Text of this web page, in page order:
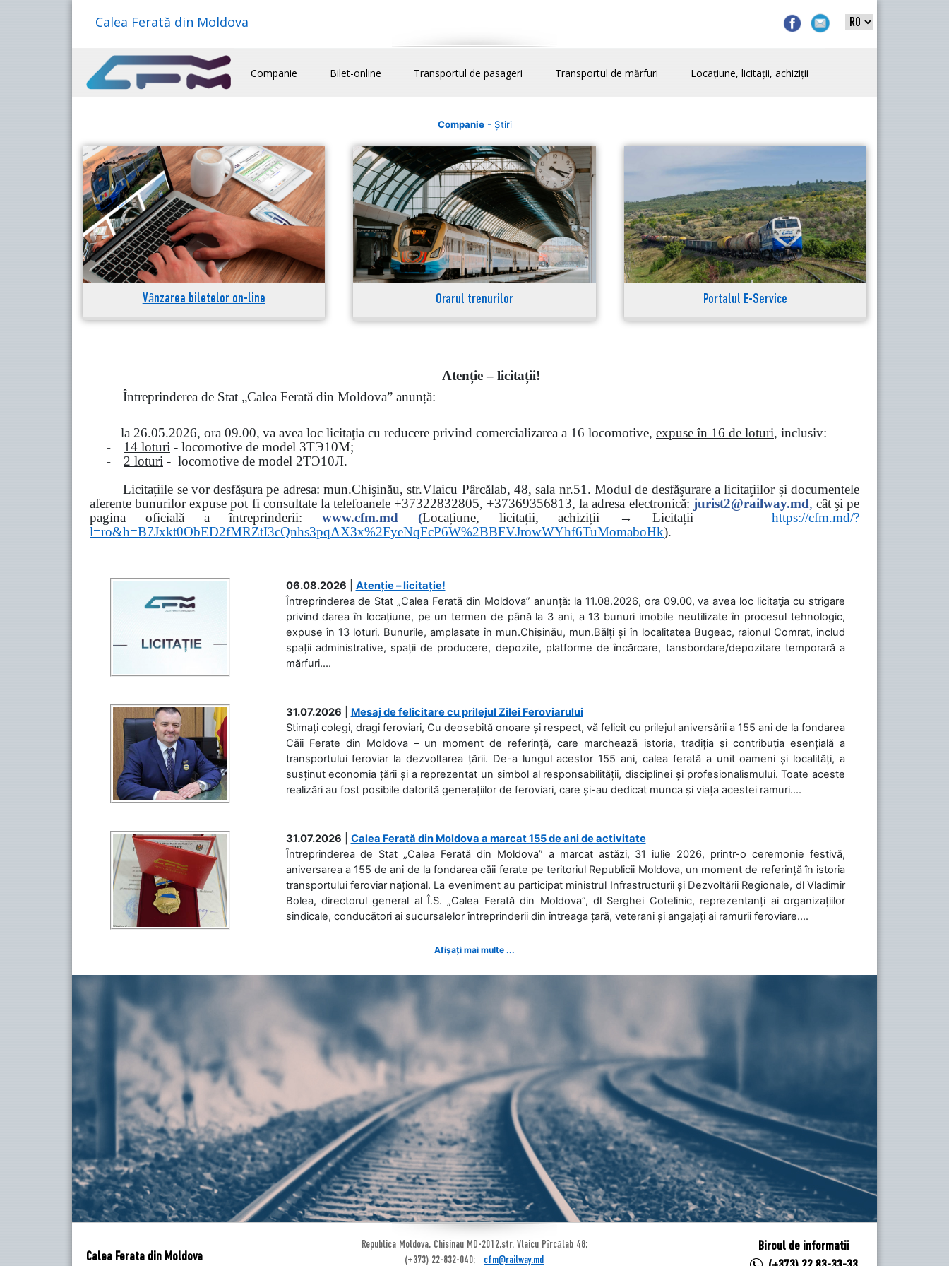
Calea Ferată din Moldova
Companie Bilet-online Transportul de pasageri Transportul de mărfuri Locațiune, licitații, achiziții
Companie- Știri
Vânzarea biletelor on-line Orarul trenurilor Portalul E-Service
Atenție – licitații!
Întreprinderea de Stat „Calea Ferată din Moldova” anunță:
la 26.05.2026, ora 09.00, va avea loc licitaţia cu reducere privind comercializarea a 16 locomotive, expuse în 16 de loturi, inclusiv:
- 14 loturi - locomotive de model 3ТЭ10М;
- 2 loturi - locomotive de model 2ТЭ10Л.
Licitațiile se vor desfășura pe adresa: mun.Chişinău, str.Vlaicu Pârcălab, 48, sala nr.51.Modul de desfăşurare a licitaţiilor și documentele
aferente bunurilor expuse pot fi consultate la telefoanele +37322832805, +37369356813, la adresa electronică: jurist2@railway.md, cât şi pe
pagina oficială a întreprinderii:
www.cfm.md (Locațiune, licitații, achiziții → Licitațiihttps://cfm.md/?
l=ro&h=B7Jxkt0ObED2fMRZtI3cQnhs3pqAX3x%2FyeNqFcP6W%2BBFVJrowWYhf6TuMomaboHk).
06.08.2026
Atenție – licitație!
Întreprinderea de Stat „Calea Ferată din Moldova” anunță: la 11.08.2026, ora 09.00, va avea loc licitaţia cu strigare
privind darea în locațiune, pe un termen de până la 3 ani, a 13 bunuri imobile neutilizate în procesul tehnologic,
expuse în 13 loturi. Bunurile, amplasate în mun.Chișinău, mun.Bălți și în localitatea Bugeac, raionul Comrat, includ
spații administrative, spații de producere, depozite, platforme de încărcare, tansbordare/depozitare temporară a
mărfuri....
31.07.2026
Mesaj de felicitare cu prilejul Zilei Feroviarului
Stimați colegi, dragi feroviari, Cu deosebită onoare și respect, vă felicit cu prilejul aniversării a 155 ani de la fondarea
Căii Ferate din Moldova – un moment de referință, care marchează istoria, tradiția și contribuția esențială a
transportului feroviar la dezvoltarea țării. De-a lungul acestor 155 ani, calea ferată a unit oameni și localități, a
susținut economia țării și a reprezentat un simbol al responsabilității, disciplinei și profesionalismului. Toate aceste
realizări au fost posibile datorită generațiilor de feroviari, care și-au dedicat munca și viața acestei ramuri....
31.07.2026
Calea Ferată din Moldova a marcat 155 de ani de activitate
Întreprinderea de Stat „Calea Ferată din Moldova” a marcat astăzi, 31 iulie 2026, printr-o ceremonie festivă,
aniversarea a 155 de ani de la fondarea căii ferate pe teritoriul Republicii Moldova, un moment de referință în istoria
transportului feroviar național. La eveniment au participat ministrul Infrastructurii și Dezvoltării Regionale, dl Vladimir
Bolea, directorul general al Î.S. „Calea Ferată din Moldova”, dl Serghei Cotelinic, reprezentanți ai organizațiilor
sindicale, conducători ai sucursalelor întreprinderii din întreaga țară, veterani și angajați ai ramurii feroviare....
Afișați mai multe ...
Calea Ferata din Moldova
Republica Moldova, Chisinau MD-2012,str. Vlaicu Pîrcălab 48;
(+373) 22-832-040; cfm@railway.md
Biroul de informatii